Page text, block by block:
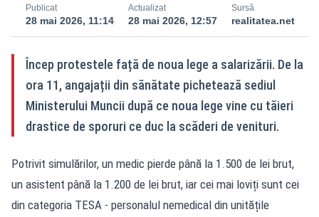
Publicat
28 mai 2026, 11:14
Actualizat
28 mai 2026, 12:57
Sursă
realitatea.net
Încep protestele față de noua lege a salarizării. De la
ora 11, angajații din sănătate pichetează sediul
Ministerului Muncii după ce noua lege vine cu tăieri
drastice de sporuri ce duc la scăderi de venituri.
Potrivit simulărilor, un medic pierde până la 1.500 de lei brut,
un asistent până la 1.200 de lei brut, iar cei mai loviți sunt cei
din categoria TESA - personalul nemedical din unitățile